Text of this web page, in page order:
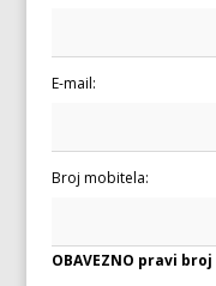
E-mail:
Broj mobitela:
OBAVEZNO pravi broj